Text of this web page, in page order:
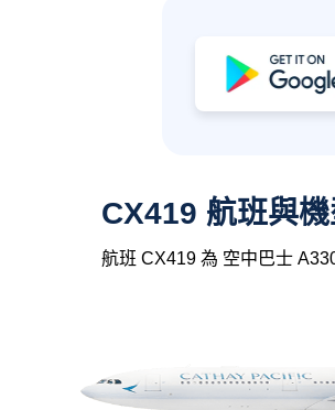
CX419 航班與
航班 CX419 為 空中巴士